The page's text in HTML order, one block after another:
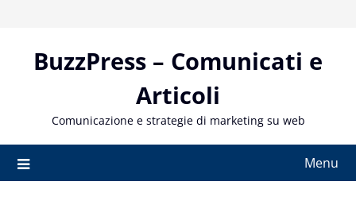
contentBuzzPress – Comunicati e
Articoli
Comunicazione e strategie di marketing su web
Menu